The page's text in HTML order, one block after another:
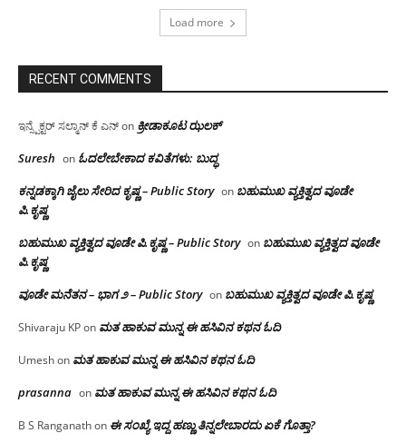
Load more
RECENT COMMENTS
ಇನ್ಸ್ಪೆಕ್ಟರ್ ಸಲ್ಮಾನ್ ಕೆ ಎನ್on ಕ್ರೀಡಾಕೂಟ ಝಲಕ್
Suresh on ಓದಲೇಬೇಕಾದ‌ ಕವಿತೆಗಳು: ಬುದ್ಧ
ಕನ್ನಡಕ್ಕಾಗಿ ಜೈಲು ಸೇರಿದ ಕೃಷ್ಣ – Public Story on ಬಹುಮುಖ ವ್ಯಕ್ತಿತ್ವದ ವೂಡೇ
ಪಿ.ಕೃಷ್ಣ
ಬಹುಮುಖ ವ್ಯಕ್ತಿತ್ವದ ವೂಡೇ ಪಿ.ಕೃಷ್ಣ – Public Story on ಬಹುಮುಖ ವ್ಯಕ್ತಿತ್ವದ ವೂಡೇ
ಪಿ.ಕೃಷ್ಣ
ವೂಡೇ ಮನೆತನ – ಭಾಗ ೨ – Public Story on ಬಹುಮುಖ ವ್ಯಕ್ತಿತ್ವದ ವೂಡೇ ಪಿ.ಕೃಷ್ಣ
Shivaraju KPon ಮತ ಹಾಕುವ ಮುನ್ನ ಈ ಹಸಿವಿನ ಕಥನ ಓದಿ
Umeshon ಮತ ಹಾಕುವ ಮುನ್ನ ಈ ಹಸಿವಿನ ಕಥನ ಓದಿ
prasanna on ಮತ ಹಾಕುವ ಮುನ್ನ ಈ ಹಸಿವಿನ ಕಥನ ಓದಿ
B S Ranganathon ಈ ಸಂಖ್ಯೆ ಇದ್ದ ಹಣ್ಣು ತಿನ್ನಲೇಬಾರದು ಏಕೆ ಗೊತ್ತಾ?